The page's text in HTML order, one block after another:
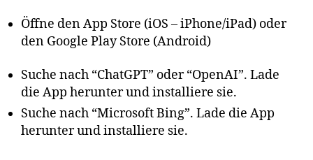
Öffne den App Store (iOS – iPhone/iPad) oder
den Google Play Store (Android)
Suche nach “ChatGPT” oder “OpenAI”. Lade
die App herunter und installiere sie.
Suche nach “Microsoft Bing”. Lade die App
herunter und installiere sie.